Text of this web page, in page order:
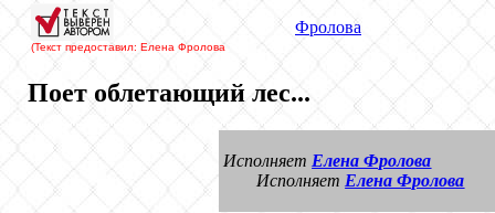
(Текст предоставил: Елена Фролова
Фролова
Поет облетающий лес...
Исполняет Елена Фролова
Исполняет Елена Фролова